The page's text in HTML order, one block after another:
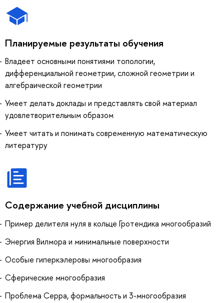
Планируемые результаты обучения
Владеет основными понятиями топологии,
дифференциальной геометрии, сложной геометрии и
алгебраической геометрии
Умеет делать доклады и представлять свой материал
удовлетворительным образом
Умеет читать и понимать современную математическую
литературу
Содержание учебной дисциплины
Пример делителя нуля в кольце Гротендика многообразий
Энергия Вилмора и минимальные поверхности
Особые гиперкэлеровы многообразия
Сферические многообразия
Проблема Серра, формальность и 3-многообразия